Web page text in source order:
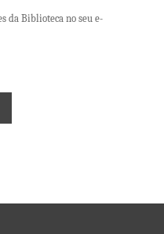
da Biblioteca no seu e-